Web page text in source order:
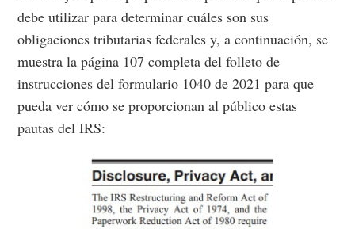
debe utilizar para determinar cuáles son sus
obligaciones tributarias federales y, a continuación, se
muestra la página 107 completa del folleto de
instrucciones del formulario 1040 de 2021 para que
pueda ver cómo se proporcionan al público estas
pautas del IRS: